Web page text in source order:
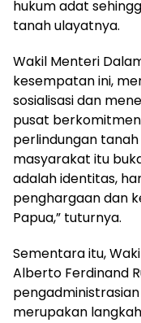
hukum adat
tanah ulayatnya.
Wakil Menteri
kesempatan ini,
sosialisasi dan
pusat
perlindungan tanah
masyarakat itu
adalah identitas,
penghargaan dan
Papua,” tuturnya.
Sementara itu,
Alberto Ferdinand
merupakan